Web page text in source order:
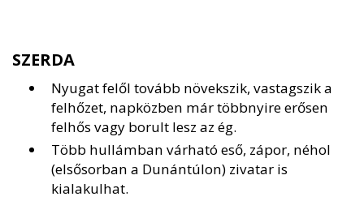
SZERDA
Nyugat felől tovább növekszik, vastagszik a
felhőzet, napközben már többnyire erősen
felhős vagy borult lesz az ég.
Több hullámban várható eső, zápor, néhol
(elsősorban a Dunántúlon) zivatar is
kialakulhat.